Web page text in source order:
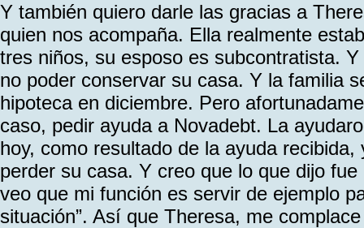
Y también quiero darle las gracias a
quien nos acompaña. Ella realmente
tres niños, su esposo es subcontratista.
no poder conservar su casa. Y la familia
hipoteca en diciembre. Pero
caso, pedir ayuda a Novadebt. La
hoy, como resultado de la ayuda
perder su casa. Y creo que lo que dijo
veo que mi función es servir de ejemplo
situación”. Así que Theresa, me